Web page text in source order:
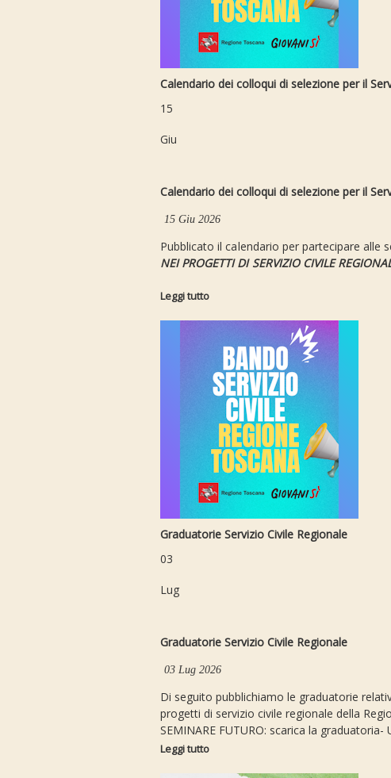
Calendario dei colloqui di selezione per il
15
Giu
Calendario dei colloqui di selezione per il
15 Giu 2026
Pubblicato il calendario per partecipare alle
NEI PROGETTI DI SERVIZIO CIVILE
Leggi tutto
Graduatorie Servizio Civile Regionale
03
Lug
Graduatorie Servizio Civile Regionale
03 Lug 2026
Di seguito pubblichiamo le graduatorie
progetti di servizio civile regionale della
SEMINARE FUTURO: scarica la graduatoria-
Leggi tutto